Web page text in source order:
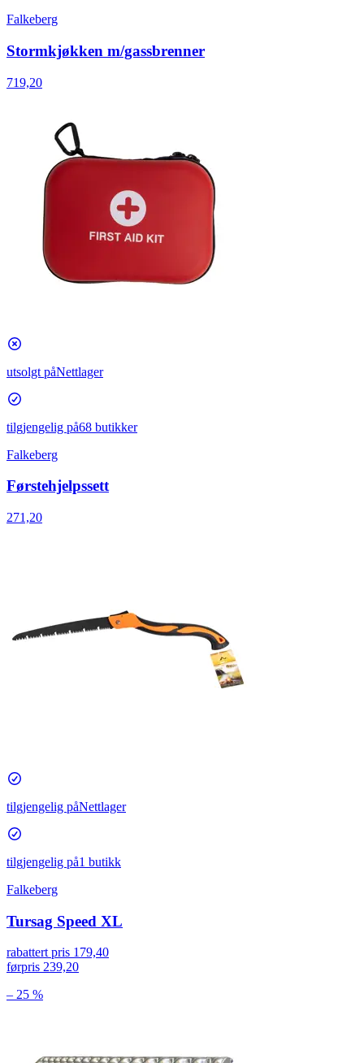
Falkeberg
Stormkjøkken m/gassbrenner
719,20
utsolgt påNettlager
tilgjengelig på68 butikker
Falkeberg
Førstehjelpssett
271,20
tilgjengelig påNettlager
tilgjengelig på1 butikk
Falkeberg
Tursag Speed XL
rabattert pris 179,40
førpris 239,20
– 25 %